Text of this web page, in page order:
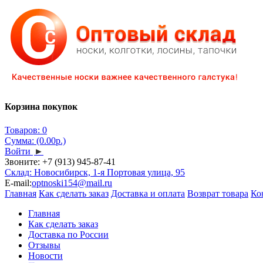
Корзина покупок
Товаров: 0
Сумма: (0.00р.)
Войти ►
Звоните: +7 (913) 945-87-41
Склад: Новосибирск, 1-я Портовая улица, 95
E-mail:optnoski154@mail.ru
Главная Как сделать заказ Доставка и оплата Возврат товара
Главная
Как сделать заказ
Доставка по России
Отзывы
Новости